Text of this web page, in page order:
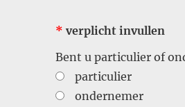
* verplicht invullen
Bent u particulier of
particulier
ondernemer